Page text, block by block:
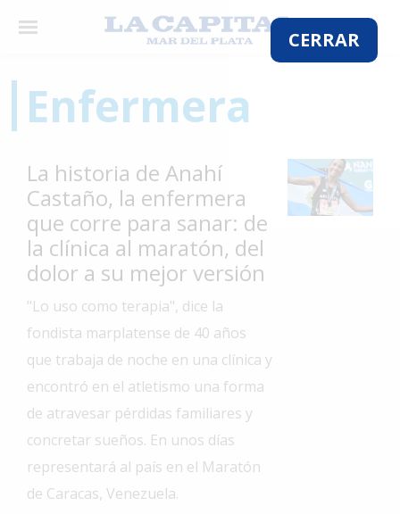
CERRAR
×
El
Mundo
La
Zona
Gastronomía
Salud
Interés
General
La
Ciudad
Enfermera
La historia de Anahí
Castaño, la enfermera
que corre para sanar: de
la clínica al maratón, del
dolor a su mejor versión
"Lo uso como terapia", dice la
fondista marplatense de 40 años
que trabaja de noche en una clínica y
encontró en el atletismo una forma
de atravesar pérdidas familiares y
concretar sueños. En unos días
representará al país en el Maratón
de Caracas, Venezuela.